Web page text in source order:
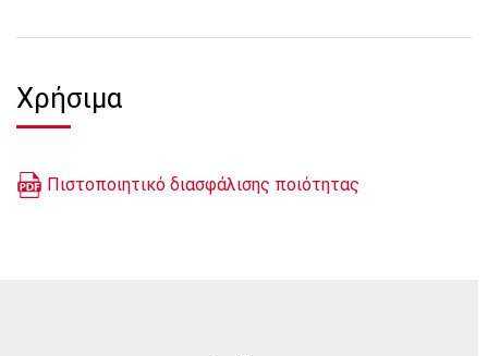
Χρήσιμα
Πιστοποιητικό διασφάλισης ποιότητας